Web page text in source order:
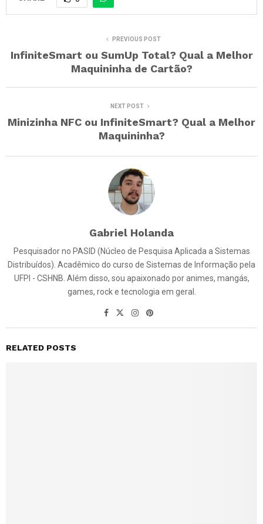
PREVIOUS POST
InfiniteSmart ou SumUp Total? Qual a Melhor
Maquininha de Cartão?
NEXT POST
Minizinha NFC ou InfiniteSmart? Qual a Melhor
Maquininha?
Gabriel Holanda
Pesquisador no PASID (Núcleo de Pesquisa Aplicada a Sistemas
Distribuídos). Acadêmico do curso de Sistemas de Informação pela
UFPI - CSHNB. Além disso, sou apaixonado por animes, mangás,
games, rock e tecnologia em geral.
RELATED POSTS